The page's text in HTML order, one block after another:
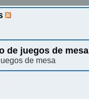
de juegos de mesa
de mesa